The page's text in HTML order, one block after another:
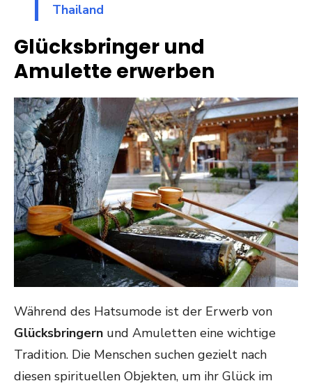
Thailand
Glücksbringer und
Amulette erwerben
Während des Hatsumode ist der Erwerb von
Glücksbringern und Amuletten eine wichtige
Tradition. Die Menschen suchen gezielt nach
diesen spirituellen Objekten, um ihr Glück im